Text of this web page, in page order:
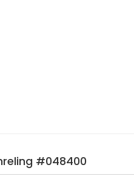
#048400